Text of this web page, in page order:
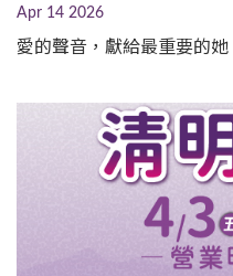
Apr 14 2026
愛的聲音，獻給最重要的她